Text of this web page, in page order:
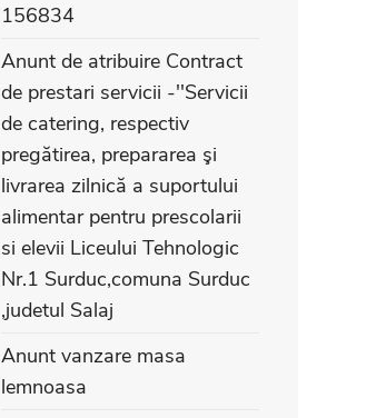
156834
Anunt de atribuire Contract
de prestari servicii -''Servicii
de catering, respectiv
pregătirea, prepararea şi
livrarea zilnică a suportului
alimentar pentru prescolarii
si elevii Liceului Tehnologic
Nr.1 Surduc,comuna Surduc
,judetul Salaj
Anunt vanzare masa
lemnoasa